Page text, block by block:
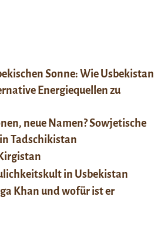
Sonne: Wie Usbekistan
Energiequellen zu
neue Namen? Sowjetische
Tadschikistan
in Usbekistan
Khan und wofür ist er